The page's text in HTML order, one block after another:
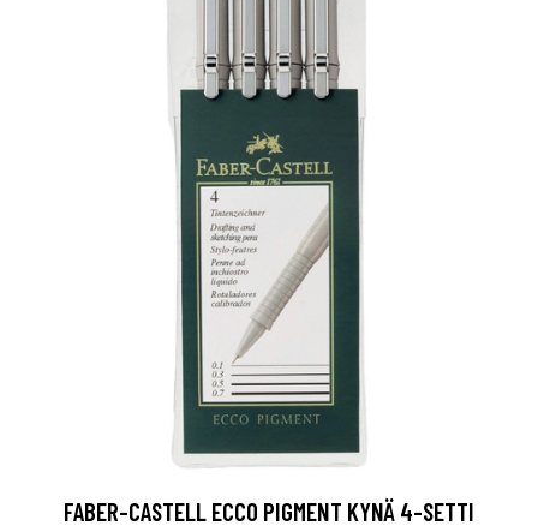
FABER-CASTELL ECCO PIGMENT KYNÄ 4-SETTI